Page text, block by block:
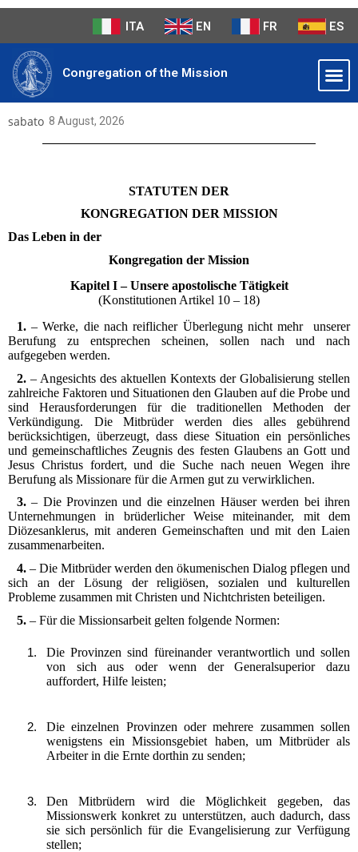
ITA EN FR ES
Congregation of the Mission
sabato 8 August, 2026
STATUTEN DER
KONGREGATION DER MISSION
Das Leben in der
Kongregation der Mission
Kapitel I – Unsere apostolische Tätigkeit
(Konstitutionen Artikel 10 – 18)
1. – Werke, die nach reiflicher Überlegung nicht mehr unserer
Berufung zu entsprechen scheinen, sollen nach und nach
aufgegeben werden.
2. – Angesichts des aktuellen Kontexts der Globalisierung stellen
zahlreiche Faktoren und Situationen den Glauben auf die Probe und
sind Herausforderungen für die traditionellen Methoden der
Verkündigung. Die Mitbrüder werden dies alles gebührend
berücksichtigen, überzeugt, dass diese Situation ein persönliches
und gemeinschaftliches Zeugnis des festen Glaubens an Gott und
Jesus Christus fordert, und die Suche nach neuen Wegen ihre
Berufung als Missionare für die Armen gut zu verwirklichen.
3.– Die Provinzen und die einzelnen Häuser werden bei ihren
Unternehmungen in brüderlicher Weise miteinander, mit dem
Diözesanklerus, mit anderen Gemeinschaften und mit den Laien
zusammenarbeiten.
4. – Die Mitbrüder werden den ökumenischen Dialog pflegen und
sich an der Lösung der religiösen, sozialen und kulturellen
Probleme zusammen mit Christen und Nichtchristen beteiligen.
5. – Für die Missionsarbeit gelten folgende Normen:
Die Provinzen sind füreinander verantwortlich und sollen
von sich aus oder wenn der Generalsuperior dazu
auffordert, Hilfe leisten;
Die einzelnen Provinzen oder mehrere zusammen sollen
wenigstens ein Missionsgebiet haben, um Mitbrüder als
Arbeiter in die Ernte dorthin zu senden;
Den Mitbrüdern wird die Möglichkeit gegeben, das
Missionswerk konkret zu unterstützen, auch dadurch, dass
sie sich persönlich für die Evangelisierung zur Verfügung
stellen;